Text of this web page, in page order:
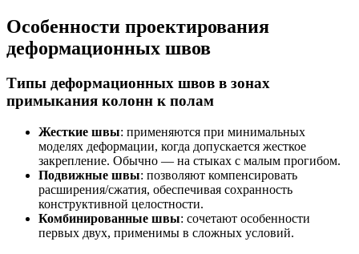
Особенности проектирования
деформационных швов
Типы деформационных швов в зонах
примыкания колонн к полам
Жесткие швы: применяются при минимальных
моделях деформации, когда допускается жесткое
закрепление. Обычно — на стыках с малым прогибом.
Подвижные швы: позволяют компенсировать
расширения/сжатия, обеспечивая сохранность
конструктивной целостности.
Комбинированные швы: сочетают особенности
первых двух, применимы в сложных условий.